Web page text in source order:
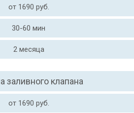
от 1690 руб.
30-60 мин
2 месяца
заливного клапана
от 1690 руб.